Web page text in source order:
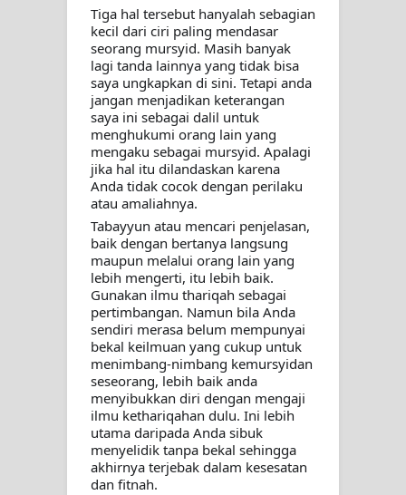
Tiga hal tersebut hanyalah sebagian
kecil dari ciri paling mendasar
seorang mursyid. Masih banyak
lagi tanda lainnya yang tidak bisa
saya ungkapkan di sini. Tetapi anda
jangan menjadikan keterangan
saya ini sebagai dalil untuk
menghukumi orang lain yang
mengaku sebagai mursyid. Apalagi
jika hal itu dilandaskan karena
Anda tidak cocok dengan perilaku
atau amaliahnya.
Tabayyun atau mencari penjelasan,
baik dengan bertanya langsung
maupun melalui orang lain yang
lebih mengerti, itu lebih baik.
Gunakan ilmu thariqah sebagai
pertimbangan. Namun bila Anda
sendiri merasa belum mempunyai
bekal keilmuan yang cukup untuk
menimbang-nimbang kemursyidan
seseorang, lebih baik anda
menyibukkan diri dengan mengaji
ilmu kethariqahan dulu. Ini lebih
utama daripada Anda sibuk
menyelidik tanpa bekal sehingga
akhirnya terjebak dalam kesesatan
dan fitnah.